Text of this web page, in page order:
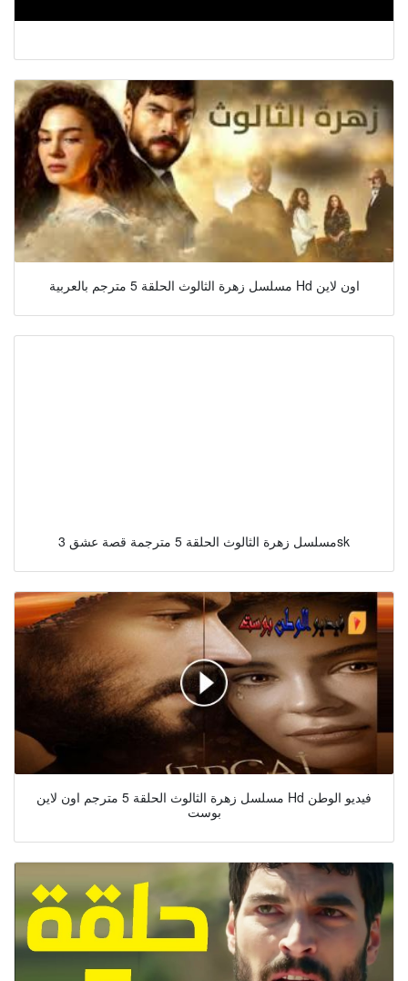
مسلسل زهرة الثالوث الحلقة 5 مترجم بالعربية Hd اون لاين
مسلسل زهرة الثالوث الحلقة 5 مترجمة قصة عشق 3sk
مسلسل زهرة الثالوث الحلقة 5 مترجم اون لاين Hd فيديو الوطن
بوست